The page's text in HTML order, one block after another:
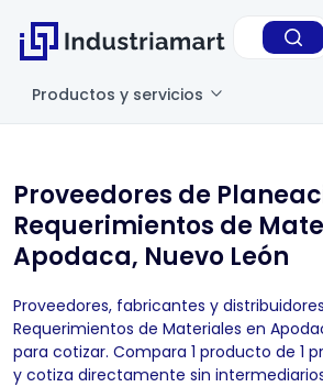
Productos y servicios
Proveedores de
Requerimientos de
Apodaca, Nuevo León
Proveedores, fabricantes y
Requerimientos de Materiales en
para cotizar. Compara 1 producto de 1
y cotiza directamente sin